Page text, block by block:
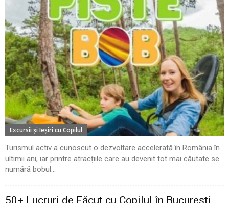
Excursii şi Ieşiri cu Copilul
Turismul activ a cunoscut o dezvoltare accelerată în România în
ultimii ani, iar printre atracțiile care au devenit tot mai căutate se
numără bobul...
50+ Lucruri de Făcut cu Copilul în București